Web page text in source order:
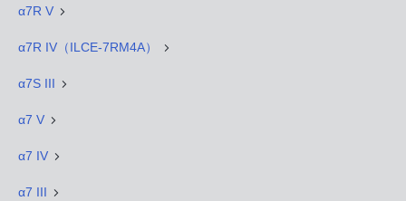
α7R V
α7R IV（ILCE-7RM4A）
α7S III
α7 V
α7 IV
α7 III